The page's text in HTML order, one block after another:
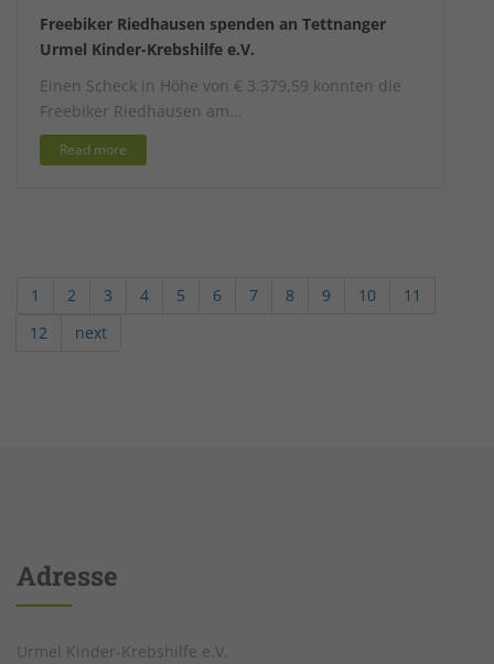
Freebiker Riedhausen spenden an Tettnanger
Urmel Kinder-Krebshilfe e.V.
Einen Scheck in Höhe von € 3.379,59 konnten die
Freebiker Riedhausen am…
Read more
1 2 3 4 5 6 7 8 9 10
11
12
next
Adresse
Urmel Kinder-Krebshilfe e.V.